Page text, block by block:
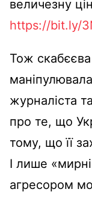
величезну
https://bit.ly/
Тож
журналіста
про те, що
тому, що її
І лише
агресором